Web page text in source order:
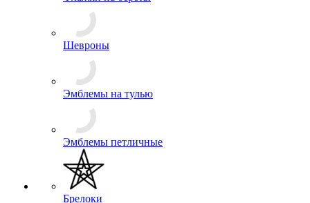
Пуговицы
Флажки на береты
Шевроны
Эмблемы на тулью